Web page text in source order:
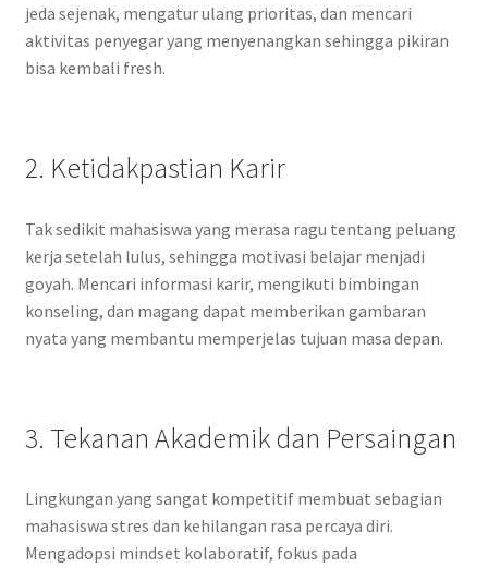
jeda sejenak, mengatur ulang prioritas, dan mencari
aktivitas penyegar yang menyenangkan sehingga pikiran
bisa kembali fresh.
2. Ketidakpastian Karir
Tak sedikit mahasiswa yang merasa ragu tentang peluang
kerja setelah lulus, sehingga motivasi belajar menjadi
goyah. Mencari informasi karir, mengikuti bimbingan
konseling, dan magang dapat memberikan gambaran
nyata yang membantu memperjelas tujuan masa depan.
3. Tekanan Akademik dan Persaingan
Lingkungan yang sangat kompetitif membuat sebagian
mahasiswa stres dan kehilangan rasa percaya diri.
Mengadopsi mindset kolaboratif, fokus pada